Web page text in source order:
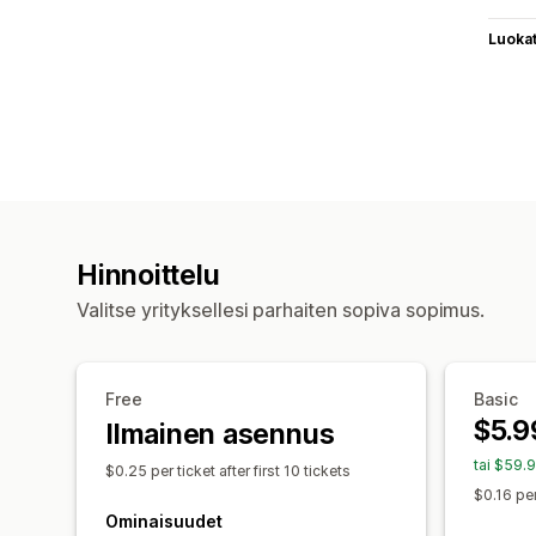
Luokat
Hinnoittelu
Valitse yrityksellesi parhaiten sopiva sopimus.
Free
Ilmainen asennus
$0.25 per ticket after first 10 tickets
Ominaisuudet
Basic
tai
$0.16